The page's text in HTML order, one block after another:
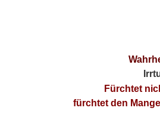
Fürchtet
fürchtet den